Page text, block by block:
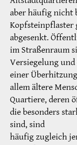
aber häufig nicht
Kopfsteinpflaster
abgesenkt.
im Straßenraum
Versiegelung
einer
allem ältere
Quartiere, deren
die besonders
sind, sind
häufig zugleich